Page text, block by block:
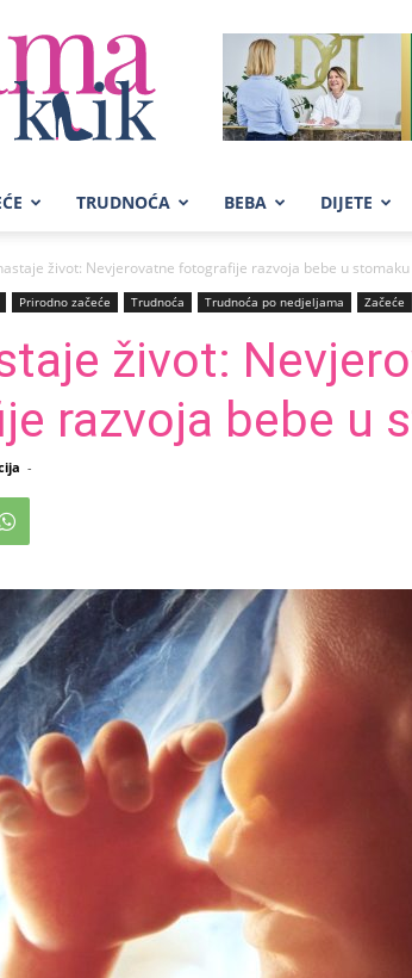
Mama
TRUDNOĆA BEBA DIJETE
život: Nevjerovatne fotografije razvoja bebe u stomaku
Prirodno začeće Trudnoća Trudnoća po nedjeljama Začeće
život:
razvoja bebe u
-